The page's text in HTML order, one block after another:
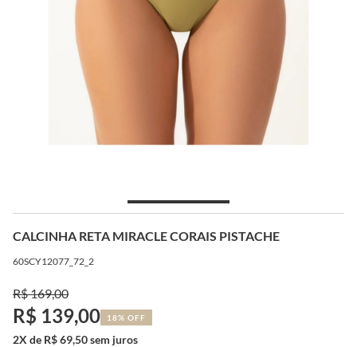
CALCINHA RETA MIRACLE CORAIS PISTACHE
60SCY12077_72_2
R$ 169,00
R$ 139,00 18% OFF
2X de R$ 69,50 sem juros